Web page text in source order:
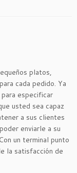
platos,
cada pedido. Ya
especificar
usted sea capaz
a sus clientes
enviarle a su
un terminal punto
la satisfacción de